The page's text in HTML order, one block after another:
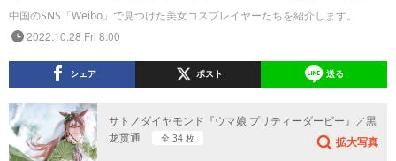
中国のSNS「Weibo」で見つけた美女コスプレイヤーたちを紹介します。
2022.10.28 Fri 8:00
シェア ポスト 送る
サトノダイヤモンド『ウマ娘 プリティーダービー』／黑
龙贯通
全 34 枚 拡大写真